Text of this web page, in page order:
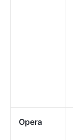
Opera